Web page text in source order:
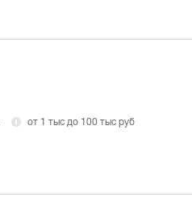
от 1 тыс до 100 тыс руб